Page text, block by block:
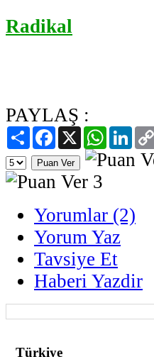
Radikal
PAYLAŞ :
PaylaşFacebook
X WhatsApp
Yorumlar (2)
Yorum Yaz
Tavsiye Et
Haberi Yazdir
Türkiye